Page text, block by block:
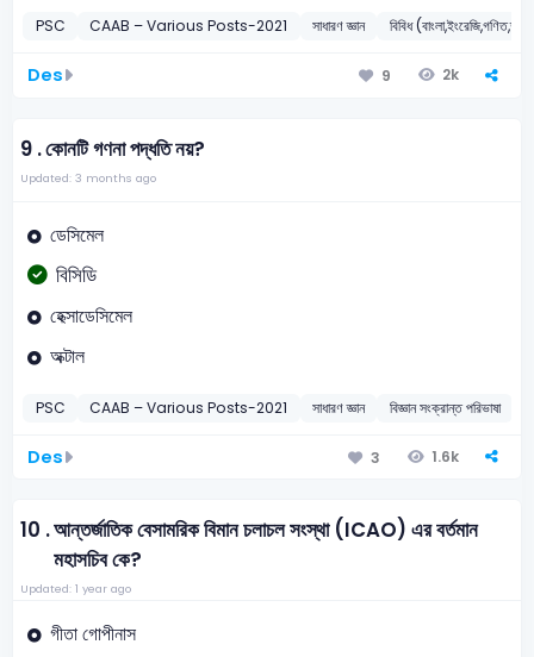
PSC CAAB – Various Posts-2021 সাধারণ জ্ঞান বিবিধ
Des 9 2k
9 .কোনটি গণনা পদ্ধতি নয়?
Updated: 3 months ago
ডেসিমেল
বিসিডি
হেক্সাডেসিমেল
অক্টাল
PSC CAAB – Various Posts-2021 সাধারণ জ্ঞান বিজ্ঞান সংক্রান্ত পরিভাষা
Des 3 1.6k
10 .আন্তর্জাতিক বেসামরিক বিমান চলাচল সংস্থা (ICAO) এর বর্তমান
মহাসচিব কে?
Updated: 1 year ago
গীতা গোপীনাস